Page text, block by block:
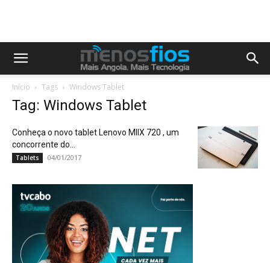
Início Tags Windows Tablet
Tag: Windows Tablet
Conheça o novo tablet Lenovo MIIX 720 , um
concorrente do...
Tablets 04/01/2017